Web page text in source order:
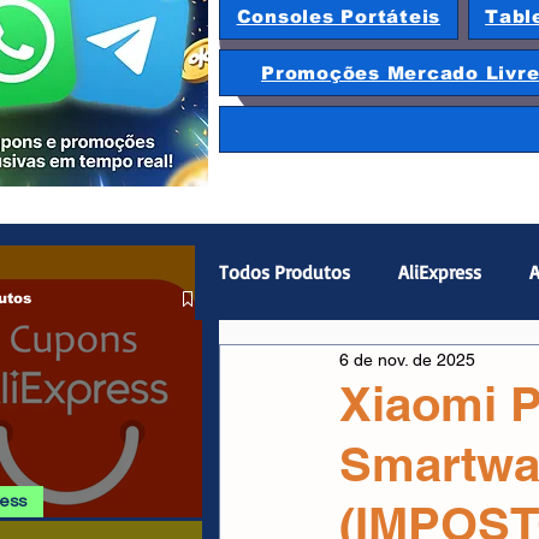
Consoles Portáteis
Promoções Mercado Livre
Todos Produtos AliExpress
Magazine Luiza Hardware
Gamepad Smartphones
Xiaomi
6 de nov. de 2025